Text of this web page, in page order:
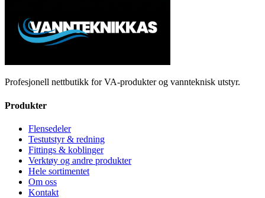
Profesjonell nettbutikk for VA-produkter og vannteknisk utstyr.
Produkter
Flensedeler
Testutstyr & redning
Fittings & koblinger
Verktøy og andre produkter
Hele sortimentet
Om oss
Kontakt